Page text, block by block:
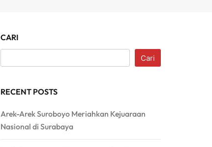
CARI
Cari
RECENT POSTS
Arek-Arek Suroboyo Meriahkan Kejuaraan
Nasional di Surabaya